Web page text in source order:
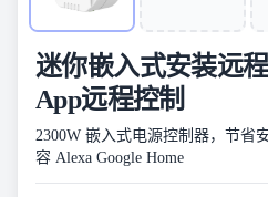
迷你嵌入式安装远
App远程控制
2300W 嵌入式电源控制器，节省
容 Alexa Google Home